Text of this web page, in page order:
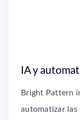
IA y
Bright Pattern
automatizar las